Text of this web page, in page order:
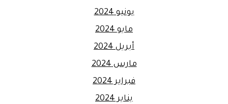
يونيو 2024
مايو 2024
أبريل 2024
مارس 2024
فبراير 2024
يناير 2024